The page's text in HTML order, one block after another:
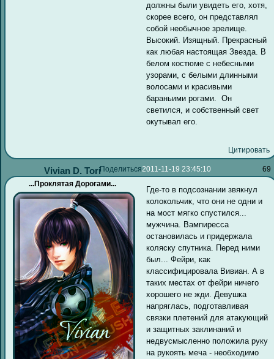
должны были увидеть его, хотя,
скорее всего, он представлял
собой необычное зрелище.
Высокий. Изящный. Прекрасный
как любая настоящая Звезда. В
белом костюме с небесными
узорами, с белыми длинными
волосами и красивыми
бараньими рогами. Он
светился, и собственный свет
окутывал его.
Цитировать
Поделиться 69
2011-11-19 23:45:10
Vivian D. Tori
...Проклятая Дорогами...
Где-то в подсознании звякнул
колокольчик, что они не одни и
на мост мягко спустился...
мужчина. Вампиресса
остановилась и придержала
коляску спутника. Перед ними
был... Фейри, как
классифицировала Вивиан. А в
таких местах от фейри ничего
хорошего не жди. Девушка
напряглась, подготавливая
связки плетений для атакующий
и защитных заклинаний и
недвусмысленно положила руку
на рукоять меча - необходимо